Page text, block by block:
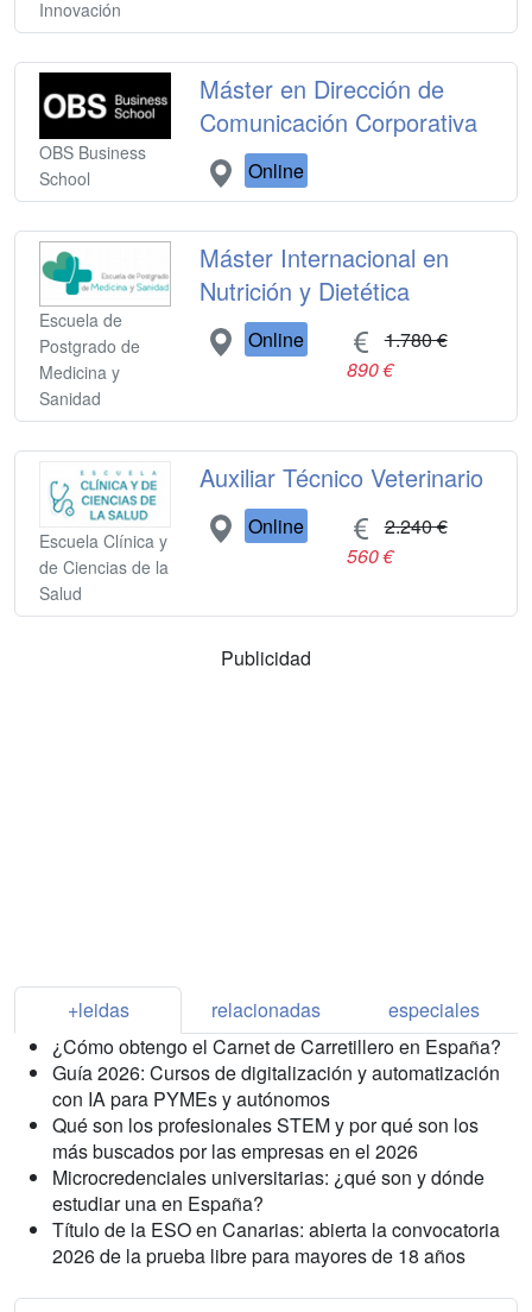
Innovación
OBS Business
School
Máster en Dirección de
Comunicación Corporativa
Online
Escuela de
Postgrado de
Medicina y
Sanidad
Máster Internacional en
Nutrición y Dietética
Online
1.780 €
890 €
Escuela Clínica y
de Ciencias de la
Salud
Auxiliar Técnico Veterinario
Online
2.240 €
560 €
Publicidad
+leidas relacionadas
especiales
¿Cómo obtengo el Carnet de Carretillero en España?
Guía 2026: Cursos de digitalización y automatización
con IA para PYMEs y autónomos
Qué son los profesionales STEM y por qué son los
más buscados por las empresas en el 2026
Microcredenciales universitarias: ¿qué son y dónde
estudiar una en España?
Título de la ESO en Canarias: abierta la convocatoria
2026 de la prueba libre para mayores de 18 años